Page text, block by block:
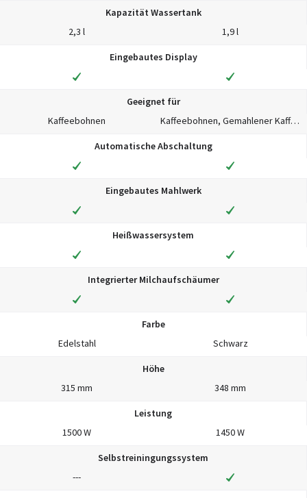
Kapazität Wassertank
2,3 l
1,9 l
Eingebautes Display
Geeignet für
Kaffeebohnen
Kaffeebohnen, Gemahlener Kaffee
Automatische Abschaltung
Eingebautes Mahlwerk
Heißwassersystem
Integrierter Milchaufschäumer
Farbe
Edelstahl
Schwarz
Höhe
315 mm
348 mm
Leistung
1500 W
1450 W
Selbstreiningungssystem
---